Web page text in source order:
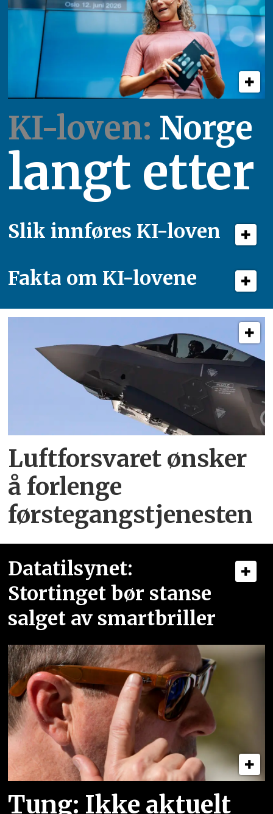
KI-loven: Norge
langt etter
Slik innføres KI-loven
Fakta om KI-lovene
Luftforsvaret ønsker
å forlenge
førstegangstjenesten
Datatilsynet:
Stortinget bør stanse
salget av smartbriller
Tung: Ikke aktuelt